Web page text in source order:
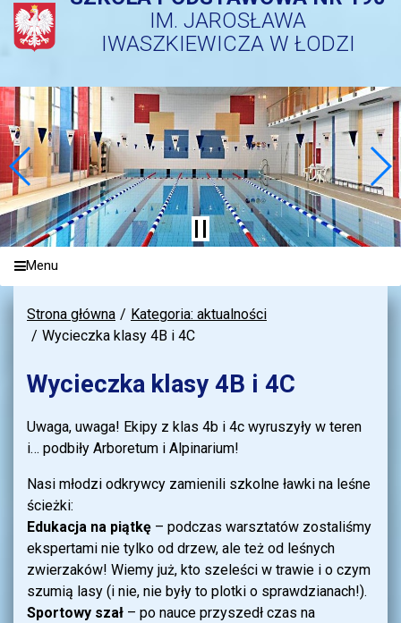
IM. JAROSŁAWA
IWASZKIEWICZA W ŁODZI
Menu
Strona główna
Kategoria: aktualności
Wycieczka klasy 4B i 4C
Wycieczka klasy 4B i 4C
Uwaga, uwaga! Ekipy z klas 4b i 4c wyruszyły w teren
i… podbiły Arboretum i Alpinarium!
Nasi młodzi odkrywcy zamienili szkolne ławki na leśne
ścieżki:
Edukacja na piątkę – podczas warsztatów zostaliśmy
ekspertami nie tylko od drzew, ale też od leśnych
zwierzaków! Wiemy już, kto szeleści w trawie i o czym
szumią lasy (i nie, nie były to plotki o sprawdzianach!).
Sportowy szał – po nauce przyszedł czas na